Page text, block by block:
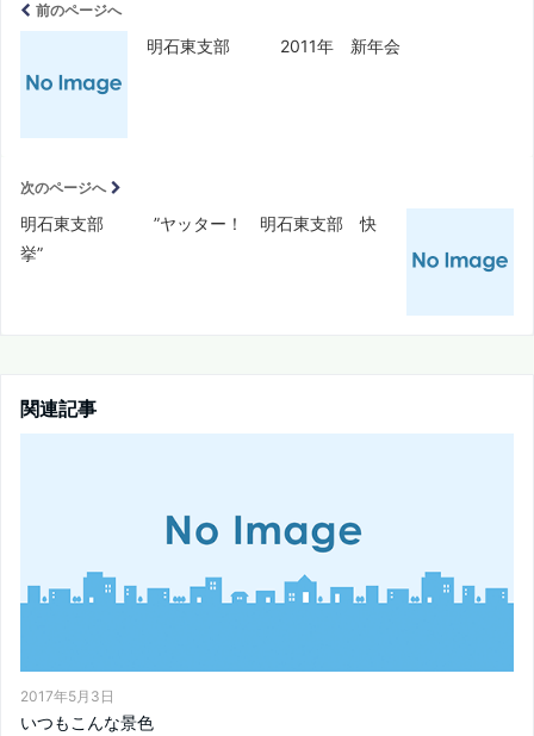
前のページへ
明石東支部 2011年 新年会
次のページへ
明石東支部 ”ヤッター！ 明石東支部 快
挙”
関連記事
2017年5月3日
いつもこんな景色